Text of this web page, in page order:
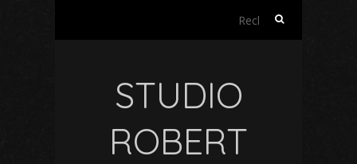
Rechercher :
STUDIO
ROBERT